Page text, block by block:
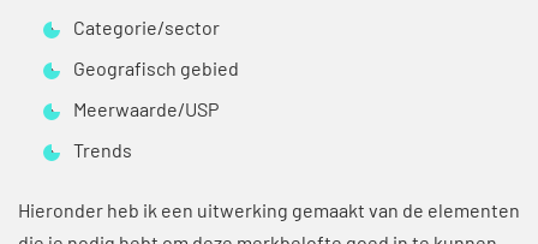
Categorie/sector
Geografisch gebied
Meerwaarde/USP
Trends
Hieronder heb ik een uitwerking gemaakt van de elementen